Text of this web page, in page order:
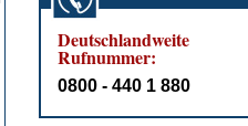
Deutschlandweite
Rufnummer:
0800 - 440 1 880